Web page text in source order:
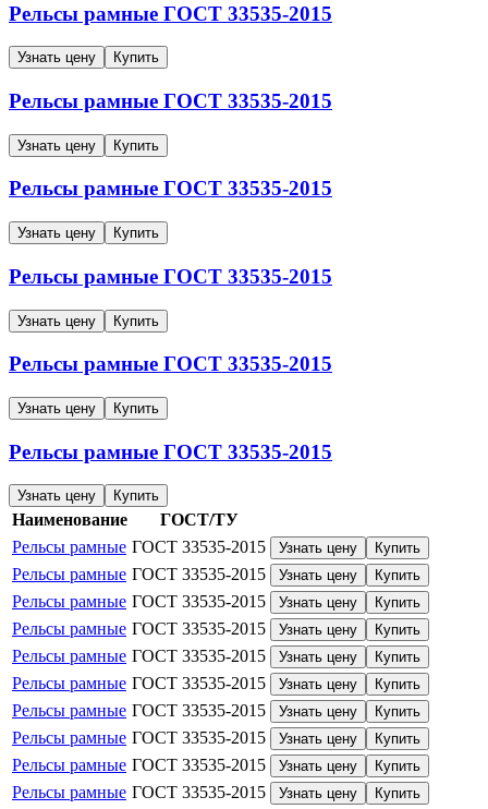
Рельсы рамные ГОСТ 33535-2015
Узнать цену Купить
Рельсы рамные ГОСТ 33535-2015
Узнать цену Купить
Рельсы рамные ГОСТ 33535-2015
Узнать цену Купить
Рельсы рамные ГОСТ 33535-2015
Узнать цену Купить
Рельсы рамные ГОСТ 33535-2015
Узнать цену Купить
Рельсы рамные ГОСТ 33535-2015
Узнать цену Купить
Наименование
ГОСТ/ТУ
Рельсы рамные ГОСТ 33535-2015 Узнать цену Купить
Рельсы рамные ГОСТ 33535-2015 Узнать цену Купить
Рельсы рамные ГОСТ 33535-2015 Узнать цену Купить
Рельсы рамные ГОСТ 33535-2015 Узнать цену Купить
Рельсы рамные ГОСТ 33535-2015 Узнать цену Купить
Рельсы рамные ГОСТ 33535-2015 Узнать цену Купить
Рельсы рамные ГОСТ 33535-2015 Узнать цену Купить
Рельсы рамные ГОСТ 33535-2015 Узнать цену Купить
Рельсы рамные ГОСТ 33535-2015 Узнать цену Купить
Рельсы рамные ГОСТ 33535-2015 Узнать цену Купить